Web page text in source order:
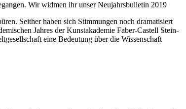
Wir widmen ihr unser Neujahrsbulletin 2019
Seither haben sich Stimmungen noch dramatisiert
Jahres der Kunstakademie Faber-Castell Stein-
eine Bedeutung über die Wissenschaft